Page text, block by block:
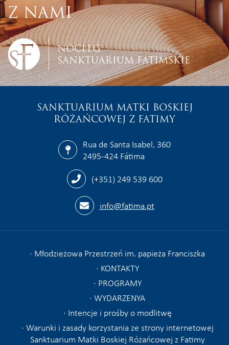
Z NAMI
NOCLEG
SANKTUARIUM FATIMSKIE
SANKTUARIUM MATKI BOSKIEJ
RÓŻAŃCOWEJ Z FATIMY
Rua de Santa Isabel, 360
2495-424 Fátima
(+351) 249 539 600
info@fatima.pt
Młodzieżowa Przestrzeń im. papieża Franciszka
KONTAKTY
PROGRAMY
WYDARZENYA
Intencje i prośby o modlitwę
Warunki i zasady korzystania ze strony internetowej
Sanktuarium Matki Boskiej Różańcowej z Fatimy